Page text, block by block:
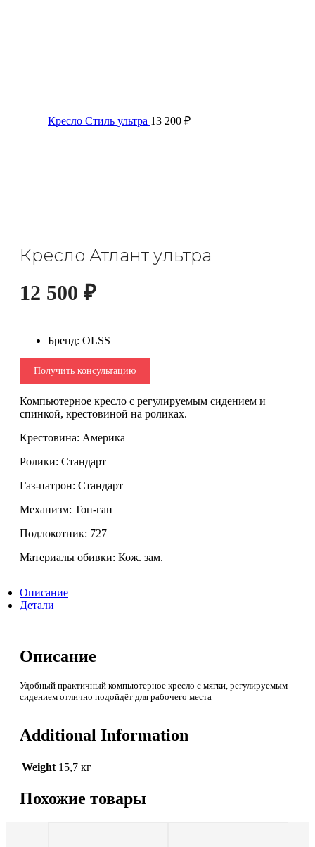
Кресло Стиль ультра 13 200 ₽
Кресло Атлант ультра
12 500 ₽
Компьютерное кресло с регулируемым сидением и
спинкой, крестовиной на роликах.
Крестовина: Америка
Ролики: Стандарт
Газ-патрон: Стандарт
Механизм: Топ-ган
Подлокотник: 727
Материалы обивки: Кож. зам.
Бренд: OLSS
Получить консультацию
Описание
Детали
Описание
Удобный практичный компьютерное кресло с мягки, регулируемым
сидением отлично подойдёт для рабочего места
Additional Information
Weight 15,7 кг
Похожие товары